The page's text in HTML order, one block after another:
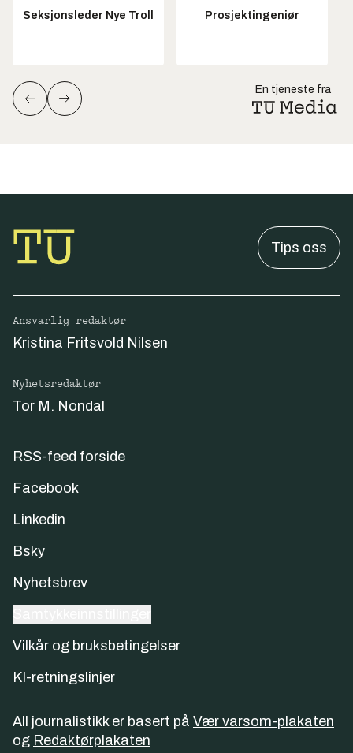
Seksjonsleder Nye Troll Prosjektingeniør
En tjeneste fra
Tips oss
Ansvarlig redaktør
Kristina Fritsvold Nilsen
Nyhetsredaktør
Tor M. Nondal
RSS-feed forside
Facebook
Linkedin
Bsky
Nyhetsbrev
Vilkår og bruksbetingelser
KI-retningslinjer
All journalistikk er basert på Vær varsom-plakaten
og Redaktørplakaten